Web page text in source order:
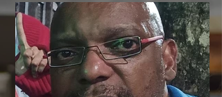
consegui esquecer: — Passei a vida
construindo pontes.